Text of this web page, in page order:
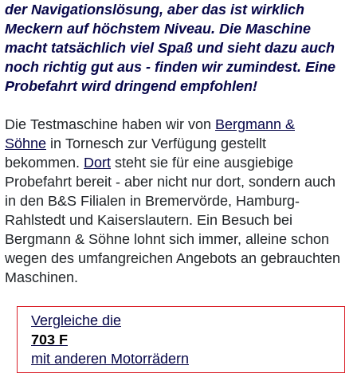
der Navigationslösung, aber das ist wirklich
Meckern auf höchstem Niveau. Die Maschine
macht tatsächlich viel Spaß und sieht dazu auch
noch richtig gut aus - finden wir zumindest. Eine
Probefahrt wird dringend empfohlen!
Die Testmaschine haben wir von Bergmann &
Söhne in Tornesch zur Verfügung gestellt
bekommen. Dort steht sie für eine ausgiebige
Probefahrt bereit - aber nicht nur dort, sondern auch
in den B&S Filialen in Bremervörde, Hamburg-
Rahlstedt und Kaiserslautern. Ein Besuch bei
Bergmann & Söhne lohnt sich immer, alleine schon
wegen des umfangreichen Angebots an gebrauchten
Maschinen.
Vergleiche die
703 F
mit anderen Motorrädern